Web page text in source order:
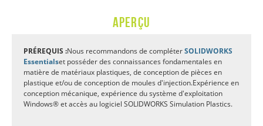
APERÇU
PRÉREQUIS :Nous recommandons de compléterSOLIDWORKS
Essentialset posséder des connaissances fondamentales en
matière de matériaux plastiques, de conception de pièces en
plastique et/ou de conception de moules d'injection.Expérience en
conception mécanique, expérience du système d'exploitation
Windows® et accès au logiciel SOLIDWORKS Simulation Plastics.